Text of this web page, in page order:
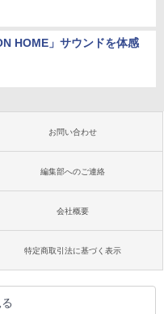
HOME」サウンドを体感
お問い合わせ
編集部へのご連絡
会社概要
特定商取引法に基づく表示